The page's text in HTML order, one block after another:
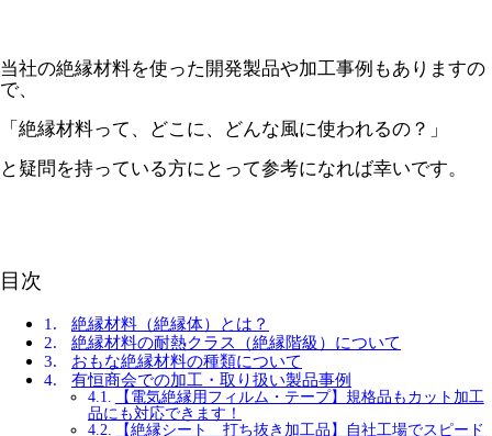
当社の絶縁材料を使った開発製品や加工事例もありますの
で、
「絶縁材料って、どこに、どんな風に使われるの？」
と疑問を持っている方にとって参考になれば幸いです。
目次
絶縁材料（絶縁体）とは？
絶縁材料の耐熱クラス（絶縁階級）について
おもな絶縁材料の種類について
有恒商会での加工・取り扱い製品事例
【電気絶縁用フィルム・テープ】規格品もカット加工
品にも対応できます！
【絶縁シート 打ち抜き加工品】自社工場でスピード